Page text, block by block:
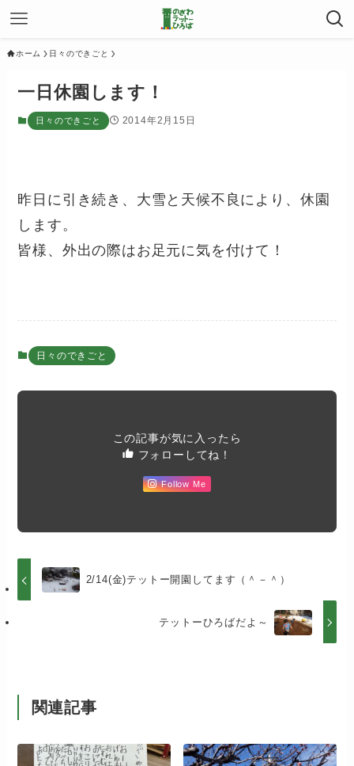
ホーム 日々のできごと
一日休園します！
日々のできごと 2014年2月15日
昨日に引き続き、大雪と天候不良により、休園
します。
皆様、外出の際はお足元に気を付けて！
日々のできごと
この記事が気に入ったら
フォローしてね！
Follow Me
2/14(金)テットー開園してます（＾－＾）
テットーひろばだよ～
関連記事